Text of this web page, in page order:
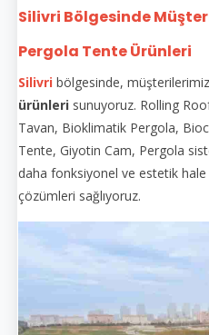
Silivri Bölgesinde
Pergola Tente Ürünleri
Silivri bölgesinde,
ürünleri sunuyoruz. Rolling
Tavan, Bioklimatik Pergola,
Tente, Giyotin Cam, Pergola
daha fonksiyonel ve estetik
çözümleri sağlıyoruz.